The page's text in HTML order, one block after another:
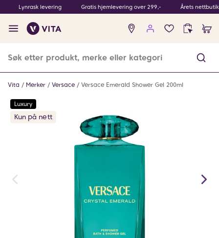
Lynrask levering Gratis hjemlevering over 299,- Årets
Ingen
produkter
Vita Merker Versace Versace Emerald Shower Gel 200ml
Luxury
Kun på nett